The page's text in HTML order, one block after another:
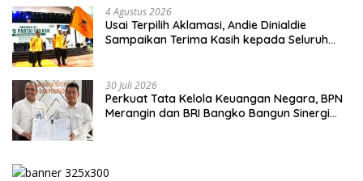
4 Agustus 2026
Usai Terpilih Aklamasi, Andie Dinialdie
Sampaikan Terima Kasih kepada Seluruh
30 Juli 2026
Perkuat Tata Kelola Keuangan Negara, BPN
Merangin dan BRI Bangko Bangun Sinergi